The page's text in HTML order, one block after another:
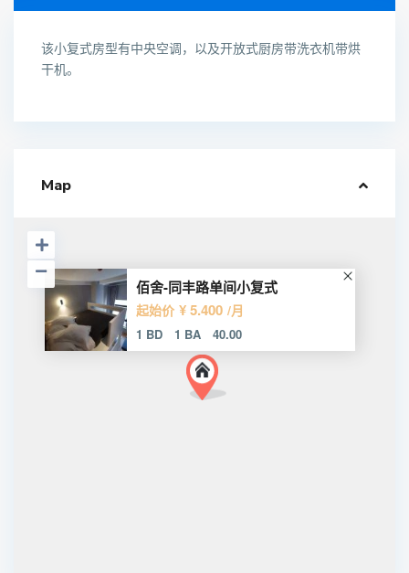
该小复式房型有中央空调，以及开放式厨房带洗衣机带烘
干机。
Map
佰舍-同丰路单间小复式
起始价 ¥ 5.400 /月
1 BD 1 BA 40.00